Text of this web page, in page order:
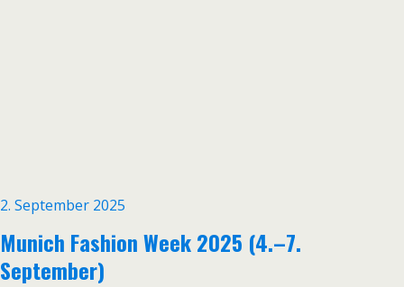
2. September 2025
Munich Fashion Week 2025 (4.–7.
September)